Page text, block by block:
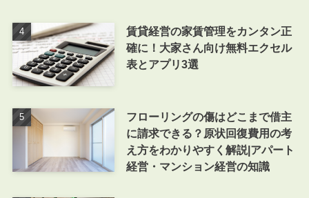
賃貸経営の家賃管理をカンタン正
確に！大家さん向け無料エクセル
表とアプリ3選
フローリングの傷はどこまで借主
に請求できる？原状回復費用の考
え方をわかりやすく解説|アパート
経営・マンション経営の知識